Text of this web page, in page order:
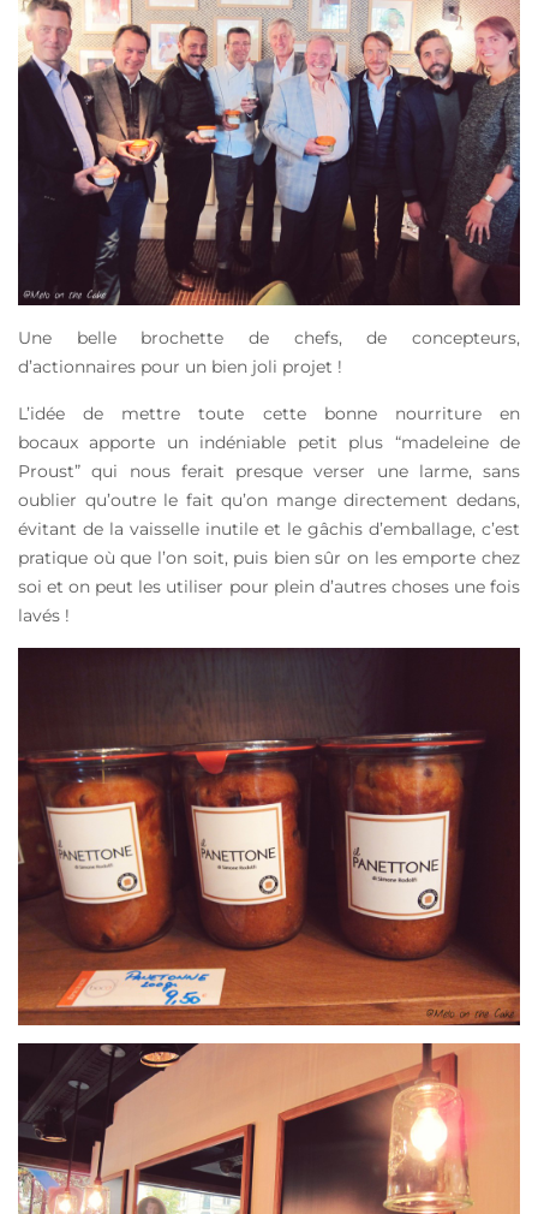
Une belle brochette de chefs, de concepteurs,
d’actionnaires pour un bien joli projet !
L’idée de mettre toute cette bonne nourriture en
bocaux apporte un indéniable petit plus “madeleine de
Proust” qui nous ferait presque verser une larme, sans
oublier qu’outre le fait qu’on mange directement dedans,
évitant de la vaisselle inutile et le gâchis d’emballage, c’est
pratique où que l’on soit, puis bien sûr on les emporte chez
soi et on peut les utiliser pour plein d’autres choses une fois
lavés !